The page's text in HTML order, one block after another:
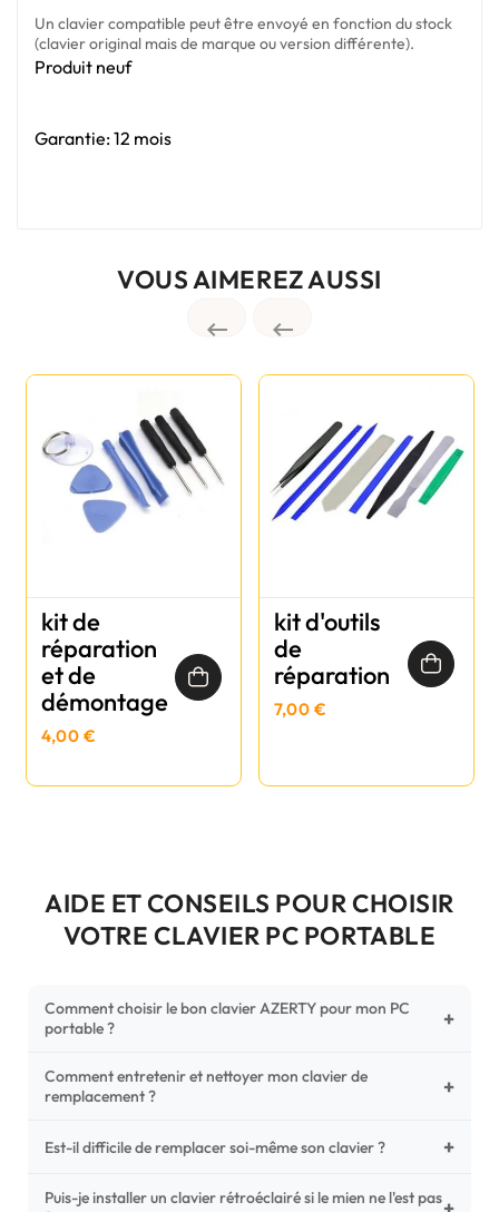
Un clavier compatible peut être envoyé en fonction du stock
(clavier original mais de marque ou version différente).
Produit neuf
Garantie: 12 mois
VOUS AIMEREZ AUSSI
 
kit de
réparation
et de
démontage
4,00 €
kit d'outils
de
réparation
7,00 €
AIDE ET CONSEILS POUR CHOISIR
VOTRE CLAVIER PC PORTABLE
Comment choisir le bon clavier AZERTY pour mon PC
portable ?
+
Pour ne pas vous tromper, vérifiez trois points critiques sur
votre clavier d'origine : la disposition (AZERTY Français), la
photos HD) et l'emplacement des fixations (vis ou clips) au
Comment entretenir et nettoyer mon clavier de
remplacement ?
+
Un entretien régulier prolonge la vie de vos touches.
poussières sous les mécanismes. Pour le nettoyage,
Est-il difficile de remplacer soi-même son clavier ? +
C'est une réparation accessible et très économique ! La
Puis-je installer un clavier rétroéclairé si le mien ne l'est pas